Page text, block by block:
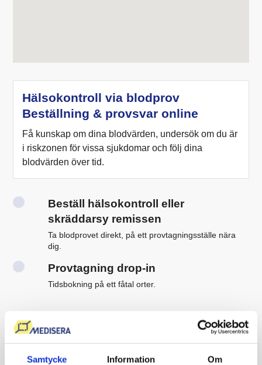
Samtycke Information Om
Hälsokontroll via blodprov
Beställning & provsvar online
Få kunskap om dina blodvärden, undersök om du är
i riskzonen för vissa sjukdomar och följ dina
blodvärden över tid.
Beställ hälsokontroll eller
skräddarsy remissen
Ta blodprovet direkt, på ett provtagningsställe nära
dig.
Provtagning drop-in
Tidsbokning på ett fåtal orter.
Ta del av ditt provresultat och läkarkommentar med